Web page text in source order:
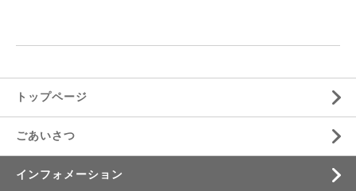
トップページ
ごあいさつ
インフォメーション